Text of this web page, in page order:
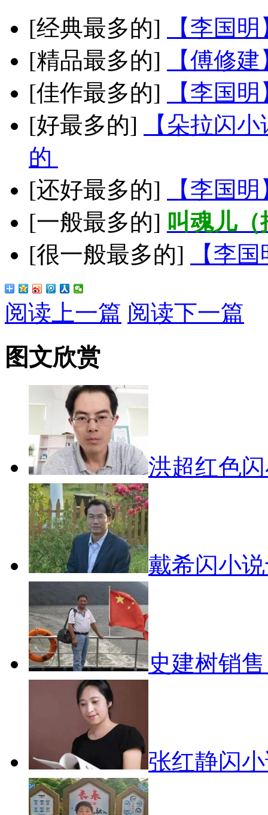
[经典最多的]
【李国
[精品最多的]
【傅修
[佳作最多的]
【李国
[好最多的]
【朵拉闪
的
[还好最多的]
【李国
[一般最多的] 叫魂儿
[很一般最多的]
【李
阅读上一篇 阅读下一篇
图文欣赏
洪超红色
戴希闪小
史建树销
张红静闪